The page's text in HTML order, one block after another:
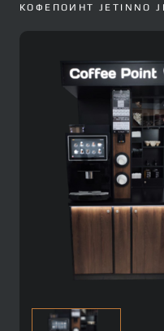
КОФЕПОИНТ JETINNO